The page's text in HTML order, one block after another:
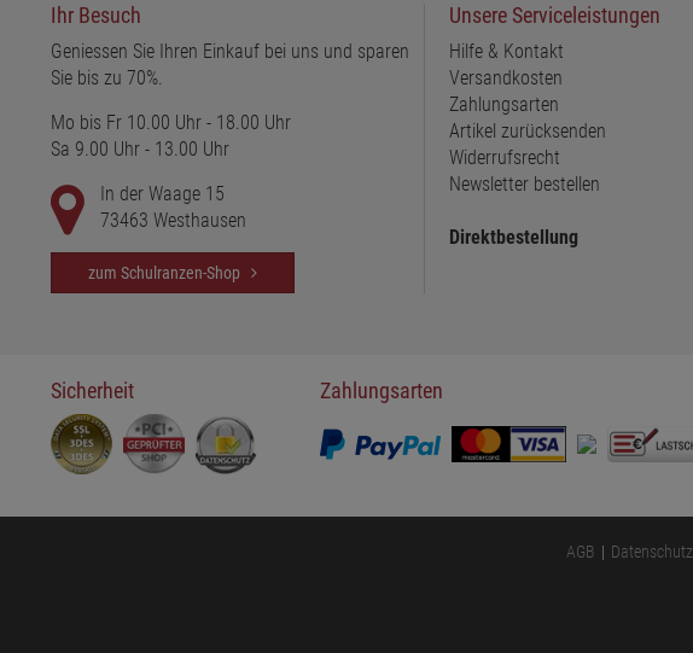
Ihr Besuch
Geniessen Sie Ihren Einkauf bei uns und sparen
Sie bis zu 70%.
Mo bis Fr 10.00 Uhr - 18.00 Uhr
Sa 9.00 Uhr - 13.00 Uhr
In der Waage 15
73463 Westhausen
zum Schulranzen-Shop
Unsere Serviceleistungen
Hilfe & Kontakt
Versandkosten
Zahlungsarten
Artikel zurücksenden
Widerrufsrecht
Newsletter bestellen
Direktbestellung
Sicherheit Zahlungsarten
AGB Datenschutz